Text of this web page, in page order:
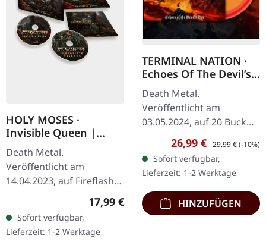
HOLY MOSES ·
Invisible Queen |
DIGIPAK 2CD
Death Metal.
Veröffentlicht am
14.04.2023, auf Fireflash
Records. Limitiertes
DigiPak mit Album--CD
und Bonus-CD. Die
deutschen…
Regulärer Preis:
17,99 €
Sofort verfügbar,
Lieferzeit: 1-2 Werktage
TERMINAL NATION ·
Echoes Of The Devil’s
Den | RED/ORANGE
MERGE LP
Death Metal.
Veröffentlicht am
03.05.2024, auf 20 Buck
Spin. "Red/Orange
Merge" Vinyl. Terminal
Nation liefern mit "Echoes
Of The Devil's Den"
einen…
Verkaufspreis:
26,99 € Regulärer Preis:
29,99 €(-10%)
Sofort verfügbar,
Lieferzeit: 1-2 Werktage
HINZUFÜGEN